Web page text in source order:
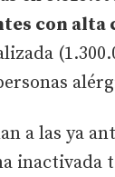
con alta
a las ya
inactivada